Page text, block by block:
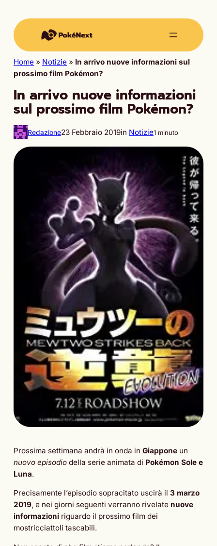
Home » Notizie » In arrivo nuove informazioni sul
prossimo film Pokémon?
In arrivo nuove informazioni
sul prossimo film Pokémon?
Redazione23 Febbraio 2019in Notizie1 minuto
Prossima settimana andrà in onda in Giappone un
nuovo episodio della serie animata di Pokémon Sole e
Luna.
Precisamente l’episodio sopracitato uscirà il 3 marzo
2019, e nei giorni seguenti verranno rivelate nuove
informazioni riguardo il prossimo film dei
mostricciattoli tascabili.